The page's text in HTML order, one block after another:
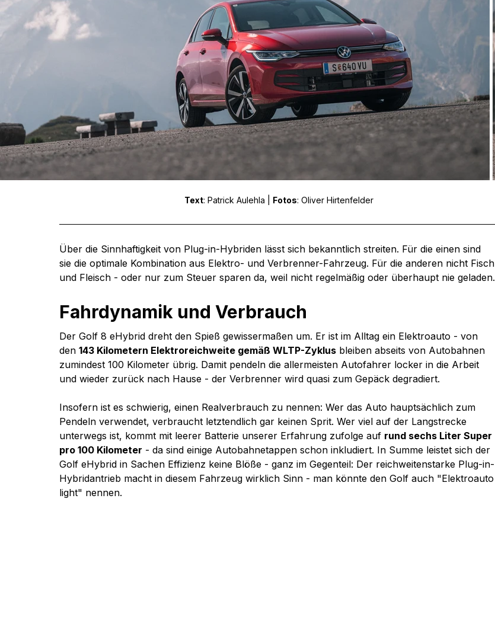
Text: Patrick Aulehla | Fotos: Oliver Hirtenfelder
Über die Sinnhaftigkeit von Plug-in-Hybriden lässt sich bekanntlich streiten. Für die einen sind
sie die optimale Kombination aus Elektro- und Verbrenner-Fahrzeug. Für die anderen nicht Fisch
und Fleisch - oder nur zum Steuer sparen da, weil nicht regelmäßig oder überhaupt nie geladen.
Fahrdynamik und Verbrauch
Der Golf 8 eHybrid dreht den Spieß gewissermaßen um. Er ist im Alltag ein Elektroauto - von
den 143 Kilometern Elektroreichweite gemäß WLTP-Zyklus bleiben abseits von Autobahnen
zumindest 100 Kilometer übrig. Damit pendeln die allermeisten Autofahrer locker in die Arbeit
und wieder zurück nach Hause - der Verbrenner wird quasi zum Gepäck degradiert.
Insofern ist es schwierig, einen Realverbrauch zu nennen: Wer das Auto hauptsächlich zum
Pendeln verwendet, verbraucht letztendlich gar keinen Sprit. Wer viel auf der Langstrecke
unterwegs ist, kommt mit leerer Batterie unserer Erfahrung zufolge auf rund sechs Liter Super
pro 100 Kilometer - da sind einige Autobahnetappen schon inkludiert. In Summe leistet sich der
Golf eHybrid in Sachen Effizienz keine Blöße - ganz im Gegenteil: Der reichweitenstarke Plug-in-
Hybridantrieb macht in diesem Fahrzeug wirklich Sinn - man könnte den Golf auch "Elektroauto
light" nennen.